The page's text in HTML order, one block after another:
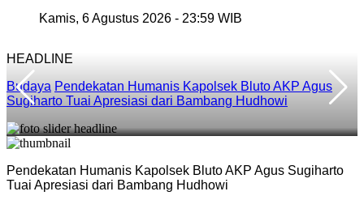
Kamis, 6 Agustus 2026 - 23:59 WIB
HEADLINE
Budaya Pendekatan Humanis Kapolsek Bluto AKP Agus
Sugiharto Tuai Apresiasi dari Bambang Hudhowi
Pendekatan Humanis Kapolsek Bluto AKP Agus Sugiharto
Tuai Apresiasi dari Bambang Hudhowi